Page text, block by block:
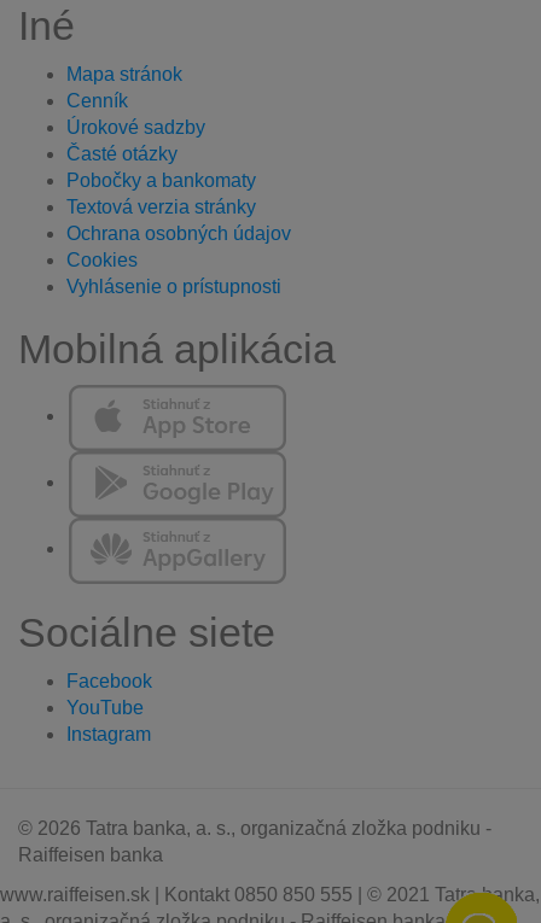
Iné
Mapa stránok
Cenník
Úrokové sadzby
Časté otázky
Pobočky a bankomaty
Textová verzia stránky
Ochrana osobných údajov
Cookies
Vyhlásenie o prístupnosti
Mobilná aplikácia
Sociálne siete
Facebook
YouTube
Instagram
© 2026 Tatra banka, a. s., organizačná zložka podniku -
Raiffeisen banka
www.raiffeisen.sk | Kontakt 0850 850 555 | © 2021 Tatra banka,